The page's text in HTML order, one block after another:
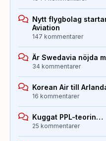
Nytt flygbolag
Aviation
147 kommentarer
Är Swedavia nöjda
34 kommentarer
Korean Air till
16 kommentarer
Kuggat PPL-teorin…
25 kommentarer